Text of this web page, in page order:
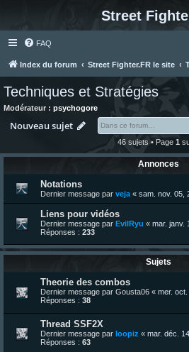
Street
FAQ
Index du forum Street Fighter.FR le site
Techniques et Stratégies
Modérateur : psychogore
Nouveau sujet
46 sujets • Page 1
Annonces
Notations
Dernier message par veja « sam. nov. 05,
Liens pour vidéos
Dernier message par EvilRyu « mar. janv.
Réponses : 233
Sujets
Theorie des combos
Dernier message par Gousta06 « mer.
Réponses : 38
Thread SSF2X
Dernier message par loopiz « mar. déc.
Réponses : 63